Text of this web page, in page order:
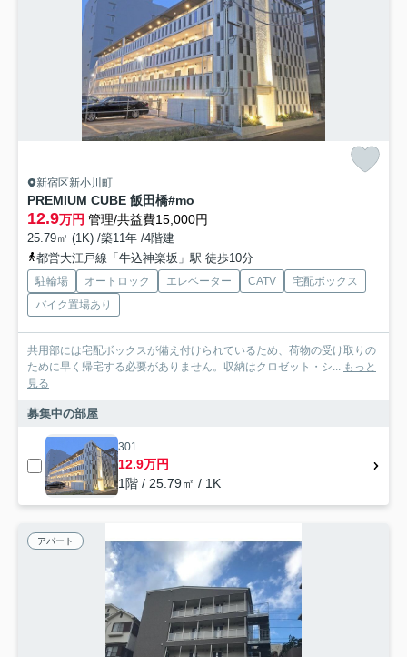
新宿区新小川町
PREMIUM CUBE 飯田橋#mo
12.9万円 管理/共益費15,000円
25.79㎡ (1K) /築11年 /4階建
都営大江戸線「牛込神楽坂」駅 徒歩10分
駐輪場 オートロック エレベーター CATV
宅配ボックス
バイク置場あり
共用部には宅配ボックスが備え付けられているため、荷物の受け取りの
ために早く帰宅する必要がありません。収納はクロゼット・シ... もっと
見る
募集中の部屋
301
12.9万円
1階 / 25.79㎡ / 1K
アパート